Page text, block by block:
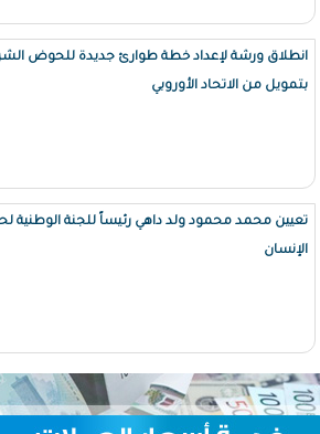
انطلاق ورشة لإعداد خطة طوارئ جديدة للحوض
بتمويل من الاتحاد الأوروبي
تعيين محمد محمود ولد داهي رئيساً للجنة الوطنية
الإنسان